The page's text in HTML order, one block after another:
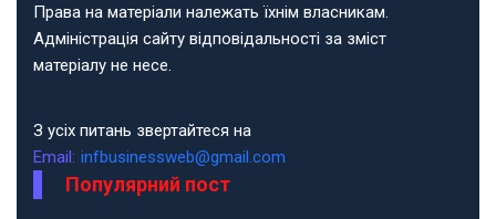
Права на матеріали належать їхнім власникам.
Адміністрація сайту відповідальності за зміст
матеріалу не несе.
З усіх питань звертайтеся на
Email: infbusinessweb@gmail.com
Популярний пост